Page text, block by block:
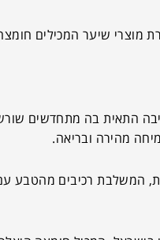
מוצרי שיער המכילים
התאית בה מתחדשים
מהירה ובריאה.
המשלבת רכיבים מהטבע עם